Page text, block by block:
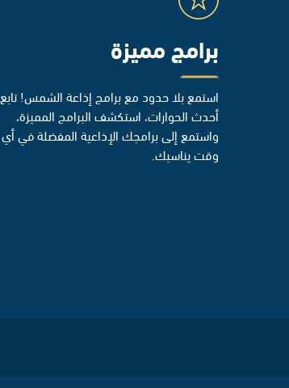
برامج مميزة
استمع بلا حدود مع برامج إذاعة الشمس! تابع
أحدث الحوارات، استكشف البرامج المميزة،
واستمع إلى برامجك الإذاعية المفضلة في أي
وقت يناسبك.